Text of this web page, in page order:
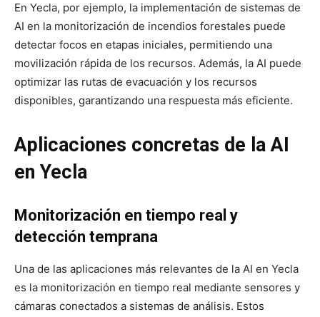
En Yecla, por ejemplo, la implementación de sistemas de
AI en la monitorización de incendios forestales puede
detectar focos en etapas iniciales, permitiendo una
movilización rápida de los recursos. Además, la AI puede
optimizar las rutas de evacuación y los recursos
disponibles, garantizando una respuesta más eficiente.
Aplicaciones concretas de la AI
en Yecla
Monitorización en tiempo real y
detección temprana
Una de las aplicaciones más relevantes de la AI en Yecla
es la monitorización en tiempo real mediante sensores y
cámaras conectados a sistemas de análisis. Estos